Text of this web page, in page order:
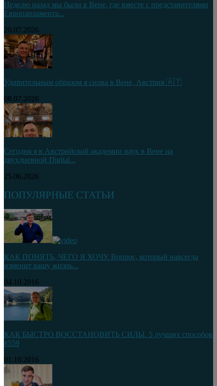
Неделю назад мы были в Вене, где вместе с представителями
Европарламента...
20.07.2026
Удивительным образом я снова в Вене, Австрия 🇦🇹
08.07.2026
Сегодня я в Австрийской академии наук в Вене на
двухдневной Digital...
25.06.2026
ПОПУЛЯРНЫЕ СТАТЬИ
КАК ПОНЯТЬ, ЧЕГО Я ХОЧУ. Вопрос, который навсегда
изменит вашу жизнь...
04.10.2016
КАК БЫСТРО ВОССТАНОВИТЬ СИЛЫ. 5 лучших способов
#559
01.10.2016